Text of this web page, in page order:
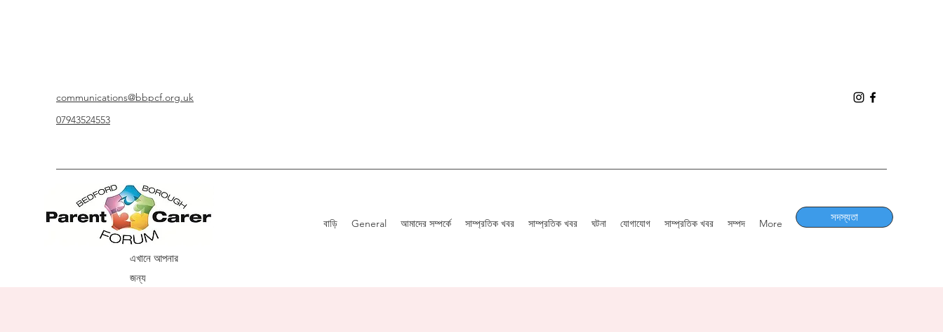
communications@bbpcf.org.uk
07943524553
বাড়ি General আমাদের সম্পর্কে সাম্প্রতিক খবর সাম্প্রতিক খবর ঘটনা যোগাযোগ সাম্প্রতিক খবর সম্পদ More সদস্যতা
এখানে আপনার
জন্য